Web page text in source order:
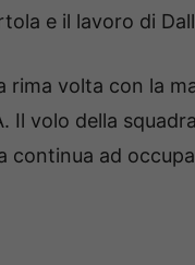
e il lavoro di
rima volta con la
Il volo della
continua ad